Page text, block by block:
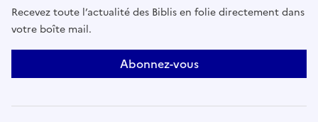
Recevez toute l’actualité des Biblis en folie directement dans
votre boîte mail.
Abonnez-vous